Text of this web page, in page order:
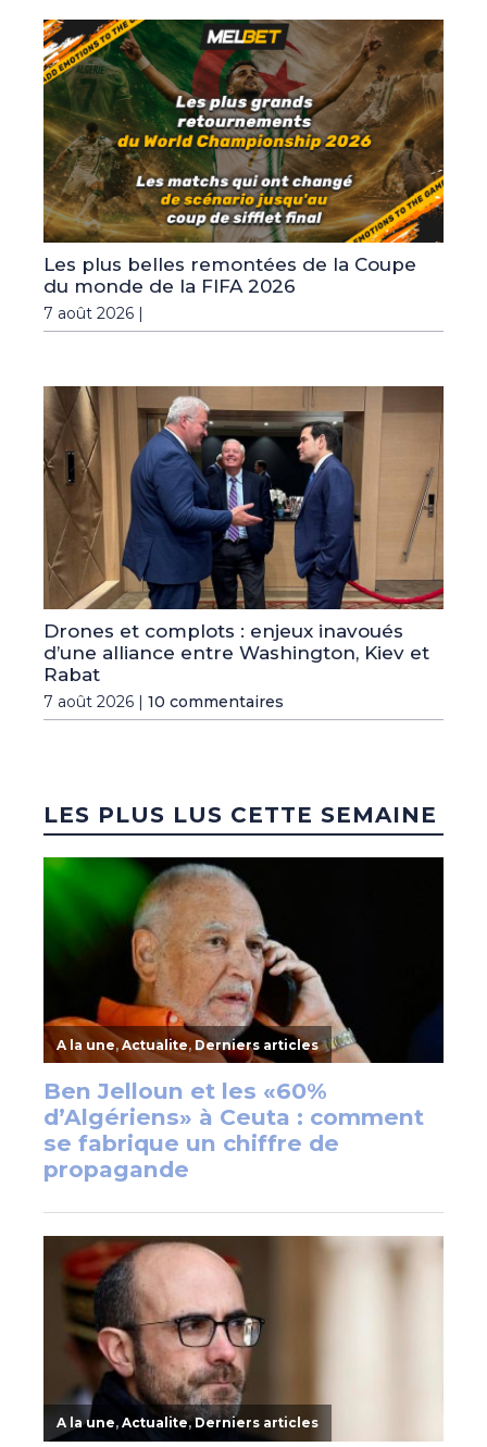
Les plus belles remontées de la Coupe
du monde de la FIFA 2026
7 août 2026 |
Drones et complots : enjeux inavoués
d’une alliance entre Washington, Kiev et
Rabat
7 août 2026 | 10 commentaires
LES PLUS LUS CETTE SEMAINE